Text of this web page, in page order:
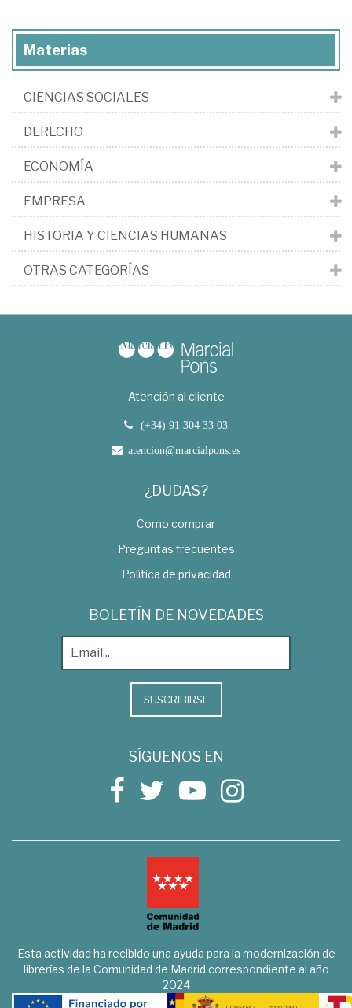
Materias
CIENCIAS SOCIALES
DERECHO
ECONOMÍA
EMPRESA
HISTORIA Y CIENCIAS HUMANAS
OTRAS CATEGORÍAS
Atención al cliente
(+34) 91 304 33 03
atencion@marcialpons.es
¿DUDAS?
Como comprar
Preguntas frecuentes
Política de privacidad
BOLETÍN DE NOVEDADES
SUSCRIBIRSE
SÍGUENOS EN
Esta actividad ha recibido una ayuda para la modernización de
librerías de la Comunidad de Madrid correspondiente al año
2024